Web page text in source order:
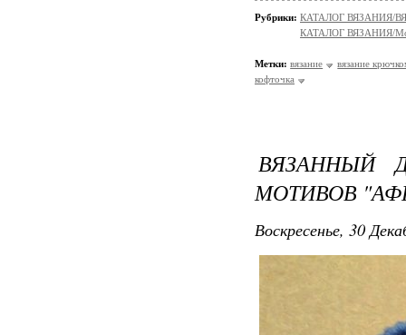
Рубрики: КАТАЛОГ ВЯЗАНИЯ/
КАТАЛОГ ВЯЗАНИЯ/
Метки: вязание
вязание
кофточка
ВЯЗАННЫЙ
МОТИВОВ
Воскресенье, 30